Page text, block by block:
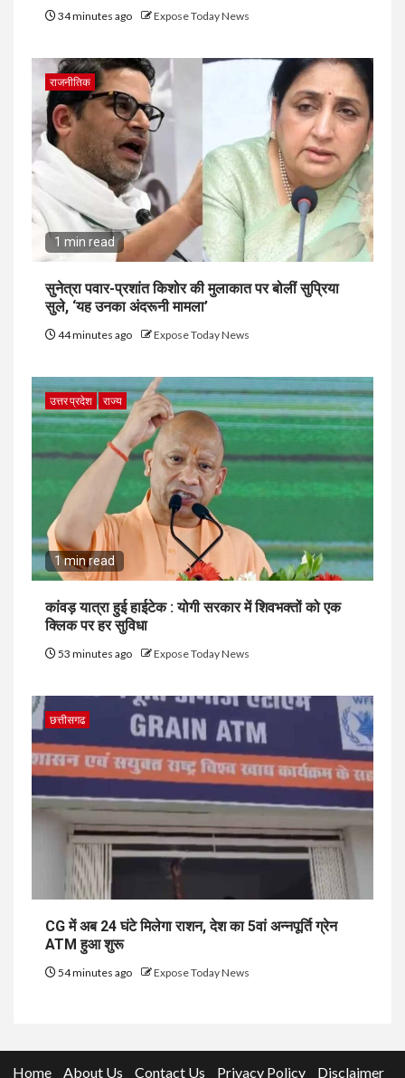
34 minutes ago Expose Today News
राजनीतिक
1 min read
सुनेत्रा पवार-प्रशांत किशोर की मुलाकात पर बोलीं सुप्रिया
सुले, ‘यह उनका अंदरूनी मामला’
44 minutes ago Expose Today News
उत्तर प्रदेश राज्य
1 min read
कांवड़ यात्रा हुई हाईटेक : योगी सरकार में शिवभक्तों को एक
क्लिक पर हर सुविधा
53 minutes ago Expose Today News
छत्तीसगढ
CG में अब 24 घंटे मिलेगा राशन, देश का 5वां अन्नपूर्ति ग्रेन
ATM हुआ शुरू
54 minutes ago Expose Today News
Home About Us Contact Us Privacy Policy Disclaimer